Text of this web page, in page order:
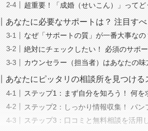
超重要！「成婚（せいこん）」ってど
あなたに必要なサポートは？ 注目すべ
なぜ「サポートの質」が一番大事なの
絶対にチェックしたい！ 必須のサポ
カウンセラー（担当者）はあなたの味
あなたにピッタリの相談所を見つける
ステップ1：まず自分を知ろう！ 何を
ステップ2：しっかり情報収集！ パ
ステップ3：口コミと無料相談を活用